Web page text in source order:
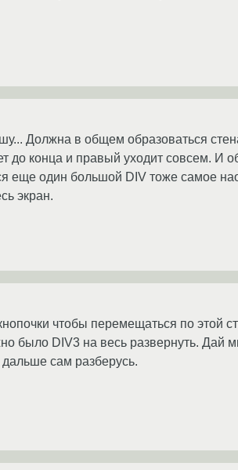
Должна в общем образоваться
до конца и правый уходит совсем. И
еще один большой DIV тоже самое
экран.
чтобы перемещаться по этой
было DIV3 на весь развернуть. Дай
сам разберусь.